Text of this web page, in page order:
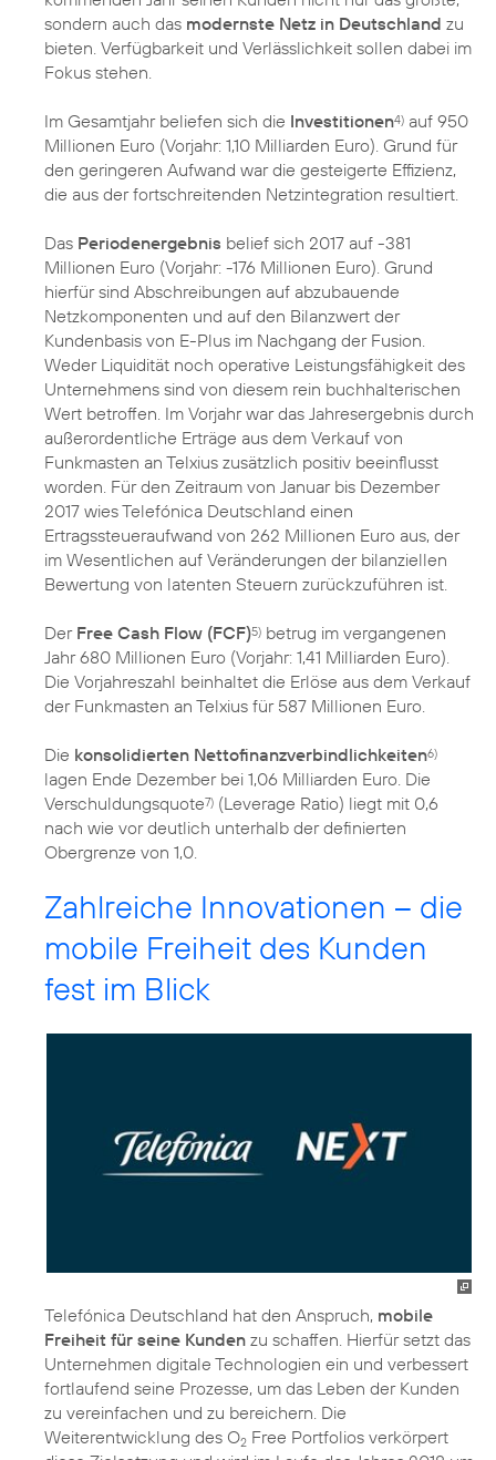
sondern auch das modernste Netz in Deutschland zu
bieten. Verfügbarkeit und Verlässlichkeit sollen dabei im
Fokus stehen.
Im Gesamtjahr beliefen sich die Investitionen4) auf 950
Millionen Euro (Vorjahr: 1,10 Milliarden Euro). Grund für
den geringeren Aufwand war die gesteigerte Effizienz,
die aus der fortschreitenden Netzintegration resultiert.
Das Periodenergebnis belief sich 2017 auf -381
Millionen Euro (Vorjahr: -176 Millionen Euro). Grund
hierfür sind Abschreibungen auf abzubauende
Netzkomponenten und auf den Bilanzwert der
Kundenbasis von E-Plus im Nachgang der Fusion.
Weder Liquidität noch operative Leistungsfähigkeit des
Unternehmens sind von diesem rein buchhalterischen
Wert betroffen. Im Vorjahr war das Jahresergebnis durch
außerordentliche Erträge aus dem Verkauf von
Funkmasten an Telxius zusätzlich positiv beeinflusst
worden. Für den Zeitraum von Januar bis Dezember
2017 wies Telefónica Deutschland einen
Ertragssteueraufwand von 262 Millionen Euro aus, der
im Wesentlichen auf Veränderungen der bilanziellen
Bewertung von latenten Steuern zurückzuführen ist.
Der Free Cash Flow (FCF)5) betrug im vergangenen
Jahr 680 Millionen Euro (Vorjahr: 1,41 Milliarden Euro).
Die Vorjahreszahl beinhaltet die Erlöse aus dem Verkauf
der Funkmasten an Telxius für 587 Millionen Euro.
Die konsolidierten Nettofinanzverbindlichkeiten6)
lagen Ende Dezember bei 1,06 Milliarden Euro. Die
Verschuldungsquote7) (Leverage Ratio) liegt mit 0,6
nach wie vor deutlich unterhalb der definierten
Obergrenze von 1,0.
Zahlreiche Innovationen – die
mobile Freiheit des Kunden
fest im Blick
Telefónica Deutschland hat den Anspruch, mobile
Freiheit für seine Kunden zu schaffen. Hierfür setzt das
Unternehmen digitale Technologien ein und verbessert
fortlaufend seine Prozesse, um das Leben der Kunden
zu vereinfachen und zu bereichern. Die
Weiterentwicklung des O2 Free Portfolios verkörpert